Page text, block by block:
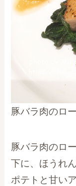
豚バラ肉のロー
豚バラ肉のロ
下に、ほうれ
ポテトと甘い